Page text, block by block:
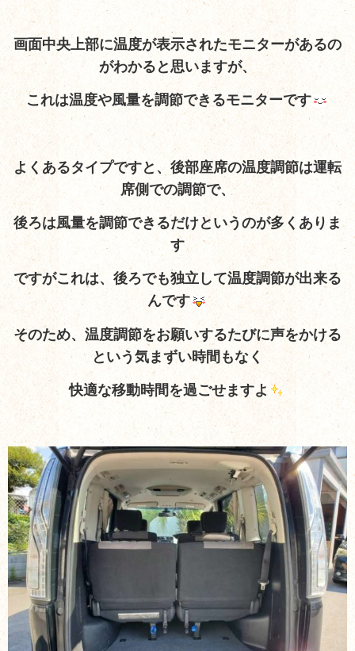
画面中央上部に温度が表示されたモニターがあるの
がわかると思いますが、
これは温度や風量を調節できるモニターです
よくあるタイプですと、後部座席の温度調節は運転
席側での調節で、
後ろは風量を調節できるだけというのが多くありま
す
ですがこれは、後ろでも独立して温度調節が出来る
んです
そのため、温度調節をお願いするたびに声をかける
という気まずい時間もなく
快適な移動時間を過ごせますよ